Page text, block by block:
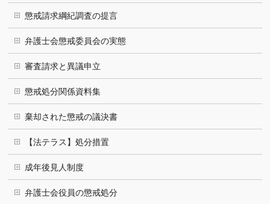
懲戒請求綱紀調査の提言
弁護士会懲戒委員会の実態
審査請求と異議申立
懲戒処分関係資料集
棄却された懲戒の議決書
【法テラス】処分措置
成年後見人制度
弁護士会役員の懲戒処分